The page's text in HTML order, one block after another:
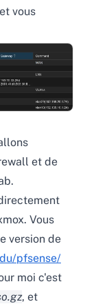
vous
et de
Vous
version de
pfsense/
moi c'est
, et